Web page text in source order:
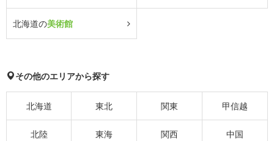
北海道の美術館
その他のエリアから探す
北海道 東北 関東 甲信越
北陸 東海 関西 中国